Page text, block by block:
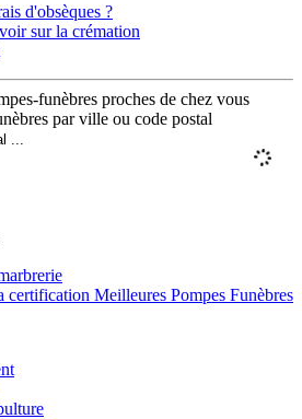
d'obsèques ?
sur la crémation
funèbres proches de chez vous
par ville ou code postal
certification Meilleures Pompes Funèbres